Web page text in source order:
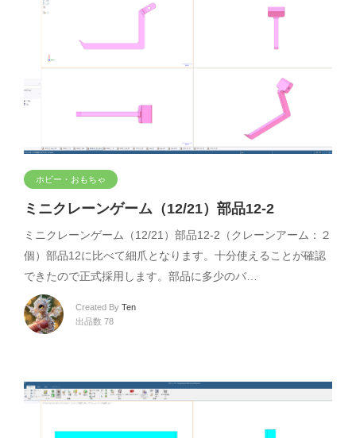
ホビー・おもちゃ
ミニクレーンゲーム（12/21）部品12-2
ミニクレーンゲーム（12/21）部品12-2（クレーンアーム：２
個）部品12に比べて細爪となります。十分使えることが確認
できたので正式採用します。部品に多少のバ…
Created By Ten
出品数 78